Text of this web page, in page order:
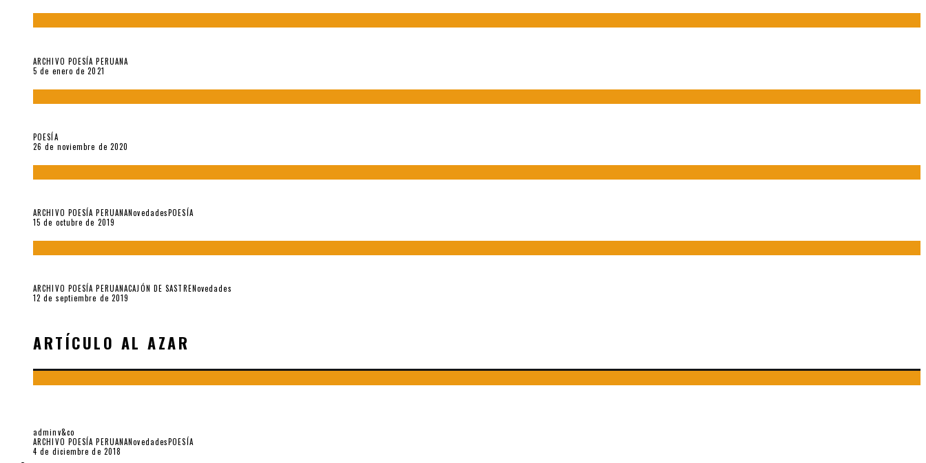
ARCHIVO POESÍA PERUANA
5 de enero de 2021
POESÍA
26 de noviembre de 2020
ARCHIVO POESÍA PERUANANovedadesPOESÍA
15 de octubre de 2019
ARCHIVO POESÍA PERUANACAJÓN DE SASTRENovedades
12 de septiembre de 2019
ARTÍCULO AL AZAR
adminv&co
ARCHIVO POESÍA PERUANANovedadesPOESÍA
4 de diciembre de 2018